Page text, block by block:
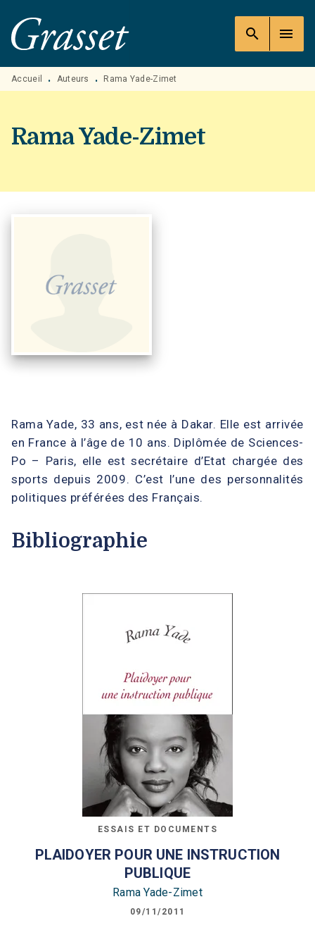
MENU RECHERCHE
PIED DE PAGE
search menu
Accueil • Auteurs • Rama Yade-Zimet
Rama Yade-Zimet
Rama Yade, 33 ans, est née à Dakar. Elle est arrivée
en France à l’âge de 10 ans. Diplômée de Sciences-
Po – Paris, elle est secrétaire d’Etat chargée des
sports depuis 2009. C’est l’une des personnalités
politiques préférées des Français.
Bibliographie
ESSAIS ET DOCUMENTS
PLAIDOYER POUR UNE INSTRUCTION
PUBLIQUE
Rama Yade-Zimet
09/11/2011